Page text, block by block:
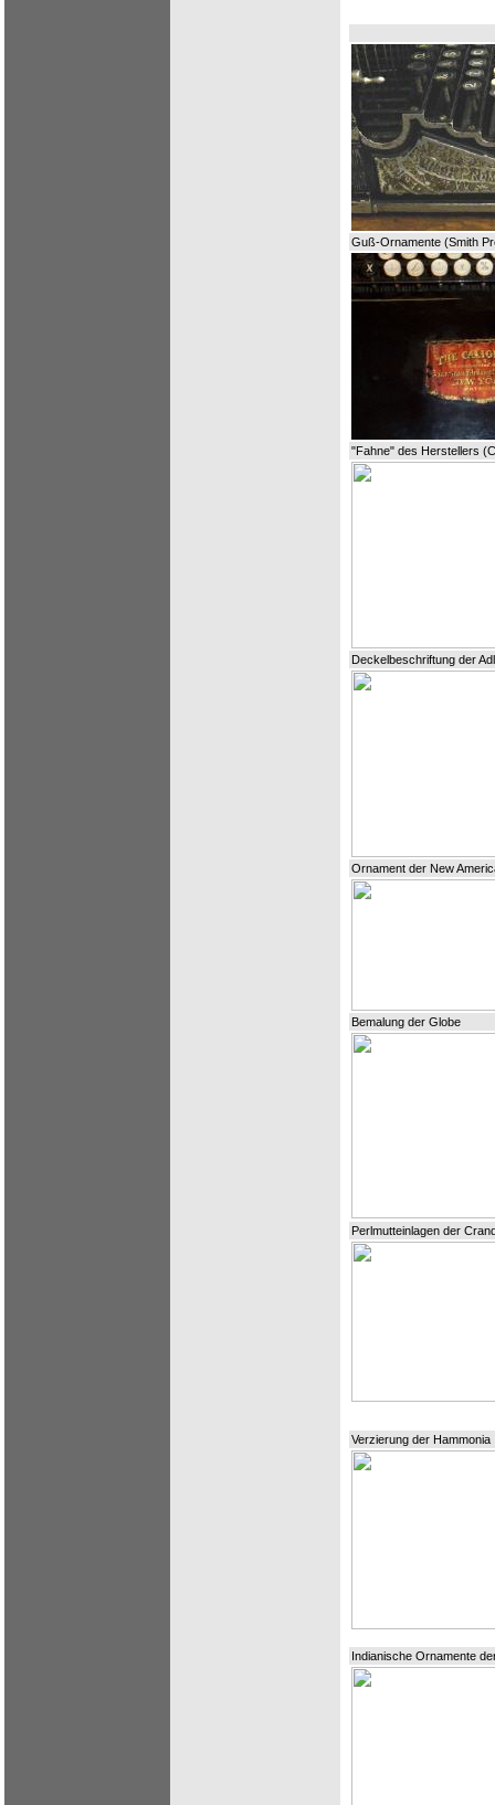
Guß-Ornamente (Smith
"Fahne" des Herstellers
Deckelbeschriftung der
Ornament der New
Bemalung der Globe
Perlmutteinlagen der
Verzierung der Hammonia
Indianische Ornamente